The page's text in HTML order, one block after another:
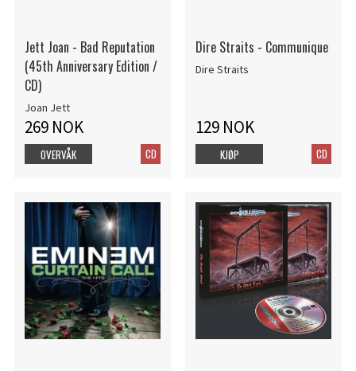
Jett Joan - Bad Reputation
(45th Anniversary Edition /
CD)
Joan Jett
269 NOK
CD
OVERVÅK
Dire Straits - Communique
Dire Straits
129 NOK
CD
KJØP